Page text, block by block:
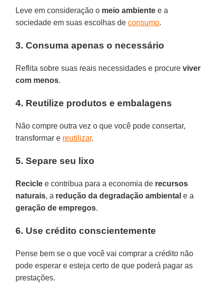
Leve em consideração o meio ambiente e a
sociedade em suas escolhas deconsumo.
3. Consuma apenas o necessário
Reflita sobre suas reais necessidades e procureviver
com menos.
4. Reutilize produtos e embalagens
Não compre outra vez o que você pode consertar,
transformar e reutilizar.
5. Separe seu lixo
Recicle e contribua para a economia de recursos
naturais, a redução da degradação ambiental e a
geração de empregos.
6. Use crédito conscientemente
Pense bem se o que você vai comprar a crédito não
pode esperar e esteja certo de que poderá pagar as
prestações.